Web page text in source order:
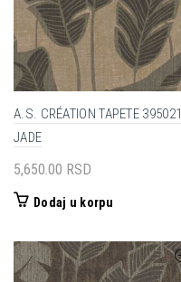
A.S. CRÉATION TAPETE 395021
JADE
5,650.00 RSD
Dodaj u korpu